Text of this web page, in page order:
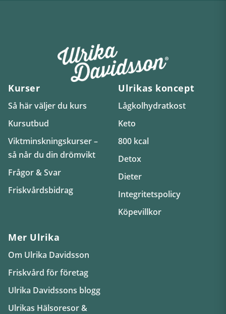
Kurser
Så här väljer du kurs
Kursutbud
Viktminskningskurser –
så når du din drömvikt
Frågor & Svar
Friskvårdsbidrag
Ulrikas koncept
Lågkolhydratkost
Keto
800 kcal
Detox
Dieter
Integritetspolicy
Köpevillkor
Mer Ulrika
Om Ulrika Davidsson
Friskvård för företag
Ulrika Davidssons blogg
Ulrikas Hälsoresor &